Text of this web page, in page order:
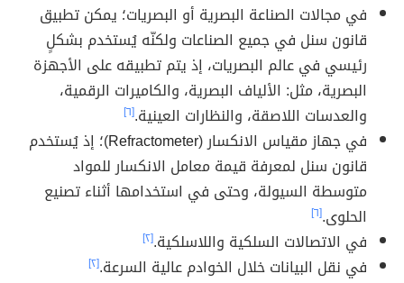
في مجالات الصناعة البصرية أو البصريات؛ يمكن تطبيق
قانون سنل في جميع الصناعات ولكنّه يُستخدم بشكلٍ
رئيسي في عالم البصريات، إذ يتم تطبيقه على الأجهزة
البصرية، مثل: الألياف البصرية، والكاميرات الرقمية،
والعدسات اللاصقة، والنظارات العينية.[٦]
في جهاز مقياس الانكسار (Refractometer)؛ إذ يُستخدم
قانون سنل لمعرفة قيمة معامل الانكسار للمواد
متوسطة السيولة، وحتى في استخدامها أثناء تصنيع
الحلوى.[٦]
في الاتصالات السلكية واللاسلكية.[٢]
في نقل البيانات خلال الخوادم عالية السرعة.[٢]